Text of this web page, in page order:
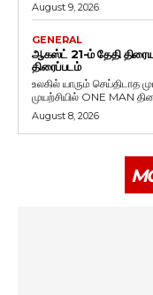
August 9, 2026
GENERAL
ஆகஸ்ட் 21-ம் தேதி
திரைப்படம்
உலகில் யாரும் செய்திடாத
முயற்சியில் ONE MAN
August 8, 2026